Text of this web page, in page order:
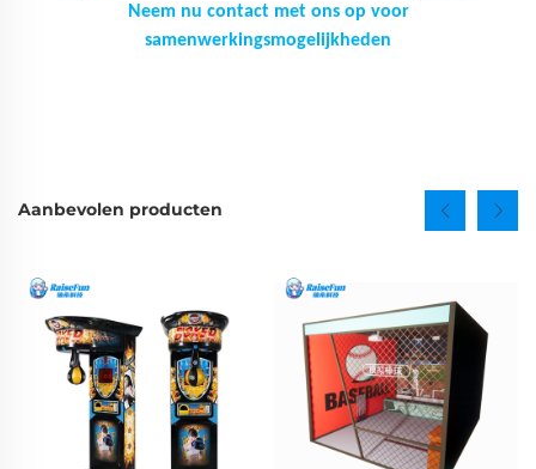
Neem nu contact met ons op voor
samenwerkingsmogelijkheden
Aanbevolen producten